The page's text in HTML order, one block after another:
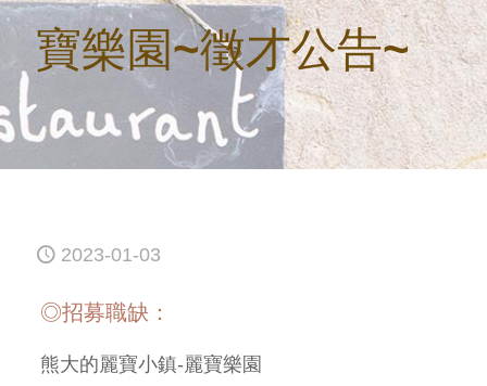
寶樂園~徵才公告~
2023-01-03
◎招募職缺：
熊大的麗寶小鎮-麗寶樂園